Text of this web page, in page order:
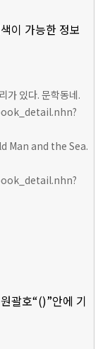
이 가능한 정보
가 있다. 문학동네.
Man and the Sea.
괄호“()”안에 기